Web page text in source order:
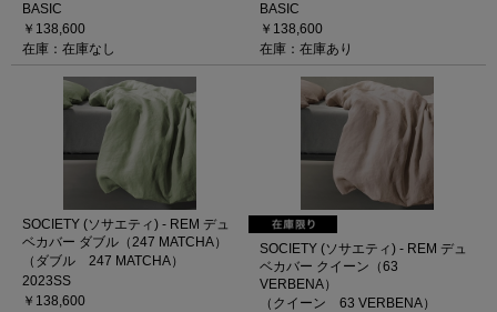
BASIC
￥138,600
在庫：在庫なし
BASIC
￥138,600
在庫：在庫あり
SOCIETY (ソサエティ) - REM デュ
ベカバー ダブル（247 MATCHA）
（ダブル 247 MATCHA）
2023SS
￥138,600
SOCIETY (ソサエティ) - REM デュ
ベカバー クイーン（63
VERBENA）
（クイーン 63 VERBENA）